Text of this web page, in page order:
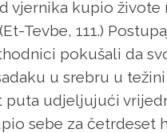
vjernika kupio
Tevbe, 111.)
pokušali da
u srebru u
udjeljujući
sebe za četrdeset